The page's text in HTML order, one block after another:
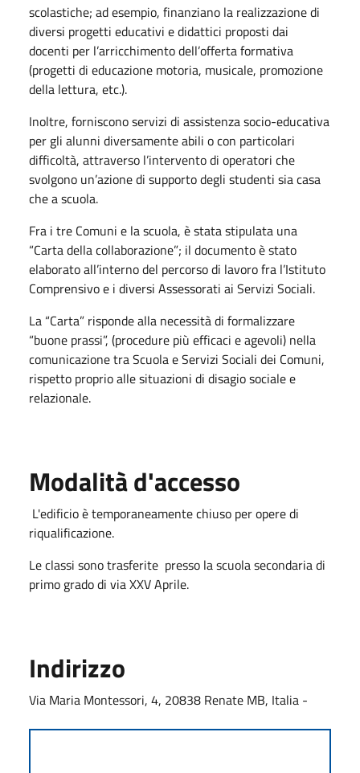
scolastiche; ad esempio, finanziano la realizzazione di
diversi progetti educativi e didattici proposti dai
docenti per l’arricchimento dell’offerta formativa
(progetti di educazione motoria, musicale, promozione
della lettura, etc.).
Inoltre, forniscono servizi di assistenza socio-educativa
per gli alunni diversamente abili o con particolari
difficoltà, attraverso l’intervento di operatori che
svolgono un’azione di supporto degli studenti sia casa
che a scuola.
Fra i tre Comuni e la scuola, è stata stipulata una
“Carta della collaborazione”; il documento è stato
elaborato all’interno del percorso di lavoro fra l’Istituto
Comprensivo e i diversi Assessorati ai Servizi Sociali.
La “Carta” risponde alla necessità di formalizzare
“buone prassi”, (procedure più efficaci e agevoli) nella
comunicazione tra Scuola e Servizi Sociali dei Comuni,
rispetto proprio alle situazioni di disagio sociale e
relazionale.
Modalità d'accesso
L'edificio è temporaneamente chiuso per opere di
riqualificazione.
Le classi sono trasferite presso la scuola secondaria di
primo grado di via XXV Aprile.
Indirizzo
Via Maria Montessori, 4, 20838 Renate MB, Italia -